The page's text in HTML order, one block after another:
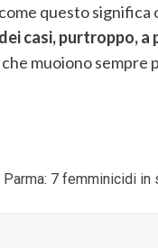
questo
casi, purtroppo, a
che muoiono sempre
Parma: 7 femminicidi in